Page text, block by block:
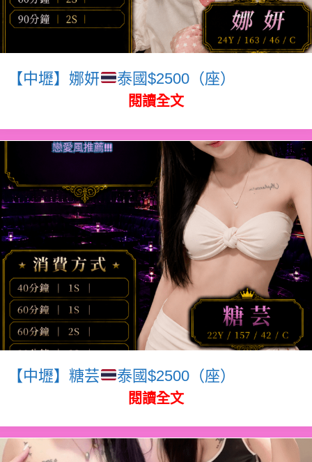
【中壢】娜妍 泰國$2500（座）
閱讀全文
【中壢】糖芸 泰國$2500（座）
閱讀全文